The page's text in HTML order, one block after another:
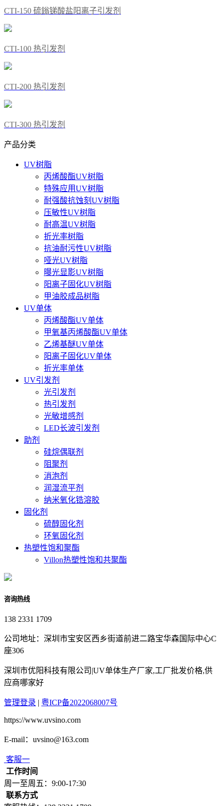
CTI-150 硫鎓锑酸盐阳离子引发剂
CTI-100 热引发剂
CTI-200 热引发剂
CTI-300 热引发剂
产品分类
UV树脂
丙烯酸酯UV树脂
特殊应用UV树脂
耐强酸抗蚀刻UV树脂
压敏性UV树脂
耐高温UV树脂
折光率树脂
抗油耐污性UV树脂
哑光UV树脂
曝光显影UV树脂
阳离子固化UV树脂
甲油胶成品树脂
UV单体
丙烯酸酯UV单体
甲氧基丙烯酸酯UV单体
乙烯基醚UV单体
阳离子固化UV单体
折光率单体
UV引发剂
光引发剂
热引发剂
光敏增感剂
LED长波引发剂
助剂
硅烷偶联剂
阻聚剂
消泡剂
润湿流平剂
纳米氧化锆溶胶
固化剂
硫醇固化剂
环氧固化剂
热塑性饱和聚酯
Villon热塑性饱和共聚酯
咨询热线
138 2331 1709
公司地址：深圳市宝安区西乡街道前进二路宝华森国际中心C
座306
深圳市优阳科技有限公司|UV单体生产厂家,工厂批发价格,供
应商哪家好
管理登录 | 粤ICP备2022068007号
https://www.uvsino.com
E-mail：uvsino@163.com
客服一
工作时间
周一至周五：9:00-17:30
联系方式